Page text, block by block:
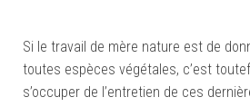
Si le travail de mère nature est de
toutes espèces végétales, c’est
s’occuper de l’entretien de ces